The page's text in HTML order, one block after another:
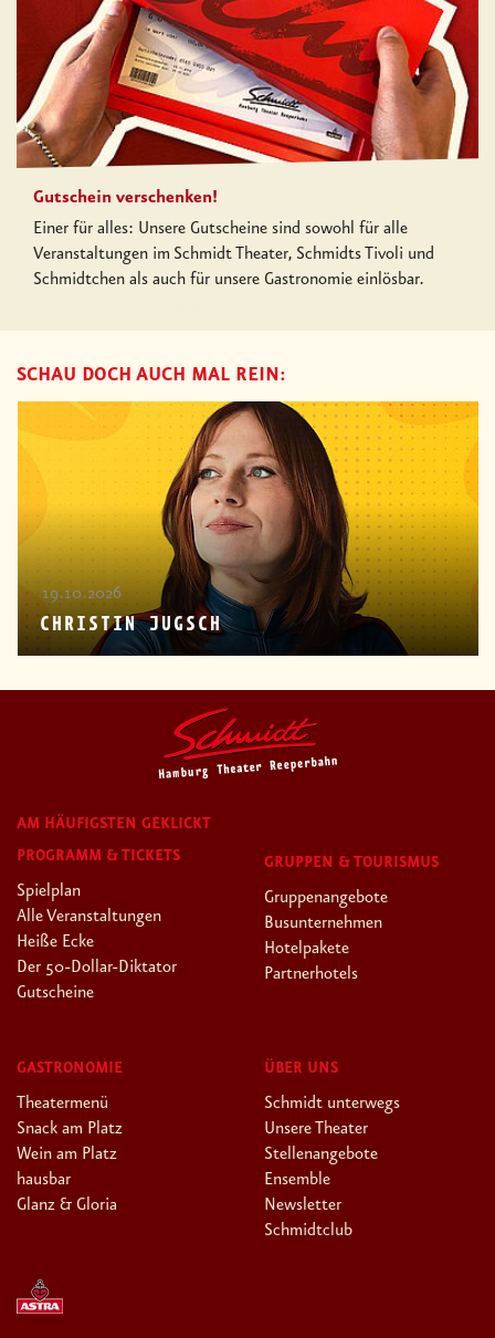
Gutschein verschenken!
Einer für alles: Unsere Gutscheine sind sowohl für alle
Veranstaltungen im Schmidt Theater, Schmidts Tivoli und
Schmidtchen als auch für unsere Gastronomie einlösbar.
SCHAU DOCH AUCH MAL REIN:
19.10.2026
CHRISTIN JUGSCH
AM HÄUFIGSTEN GEKLICKT
PROGRAMM & TICKETS
Spielplan
Alle Veranstaltungen
Heiße Ecke
Der 50-Dollar-Diktator
Gutscheine
GRUPPEN & TOURISMUS
Gruppenangebote
Busunternehmen
Hotelpakete
Partnerhotels
GASTRONOMIE
Theatermenü
Snack am Platz
Wein am Platz
hausbar
Glanz & Gloria
ÜBER UNS
Schmidt unterwegs
Unsere Theater
Stellenangebote
Ensemble
Newsletter
Schmidtclub